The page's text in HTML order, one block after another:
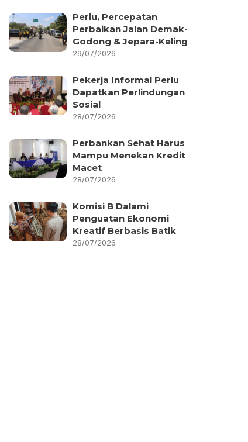
Perlu, Percepatan
Perbaikan Jalan Demak-
Godong & Jepara-Keling
29/07/2026
Pekerja Informal Perlu
Dapatkan Perlindungan
Sosial
28/07/2026
Perbankan Sehat Harus
Mampu Menekan Kredit
Macet
28/07/2026
Komisi B Dalami
Penguatan Ekonomi
Kreatif Berbasis Batik
28/07/2026